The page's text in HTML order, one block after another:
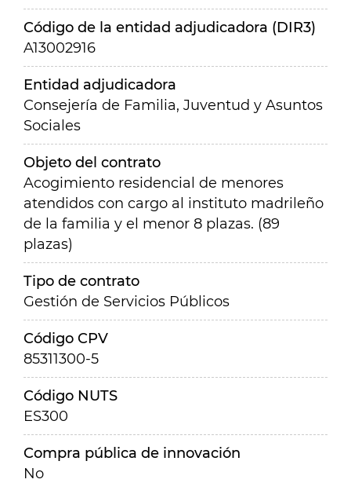
Código de la entidad adjudicadora (DIR3)
A13002916
Entidad adjudicadora
Consejería de Familia, Juventud y Asuntos
Sociales
Objeto del contrato
Acogimiento residencial de menores
atendidos con cargo al instituto madrileño
de la familia y el menor 8 plazas. (89
plazas)
Tipo de contrato
Gestión de Servicios Públicos
Código CPV
85311300-5
Código NUTS
ES300
Compra pública de innovación
No